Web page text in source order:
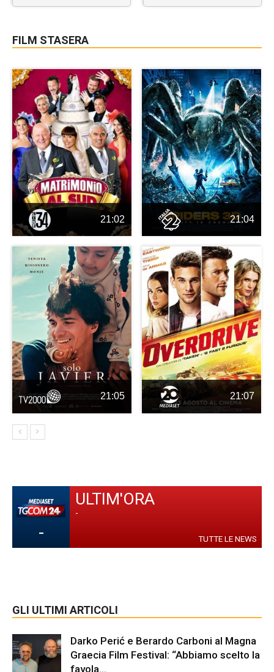
FILM STASERA
21:02 21:04
21:05 21:07
-
ULTIM'ORA
-
TUTTE LE NEWS
GLI ULTIMI ARTICOLI
Darko Perić e Berardo Carboni al Magna
Graecia Film Festival: “Abbiamo scelto la
favola...